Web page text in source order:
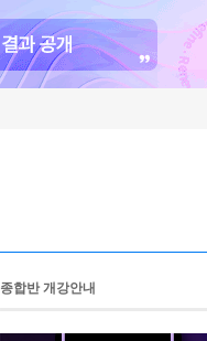
종합반 개강안내